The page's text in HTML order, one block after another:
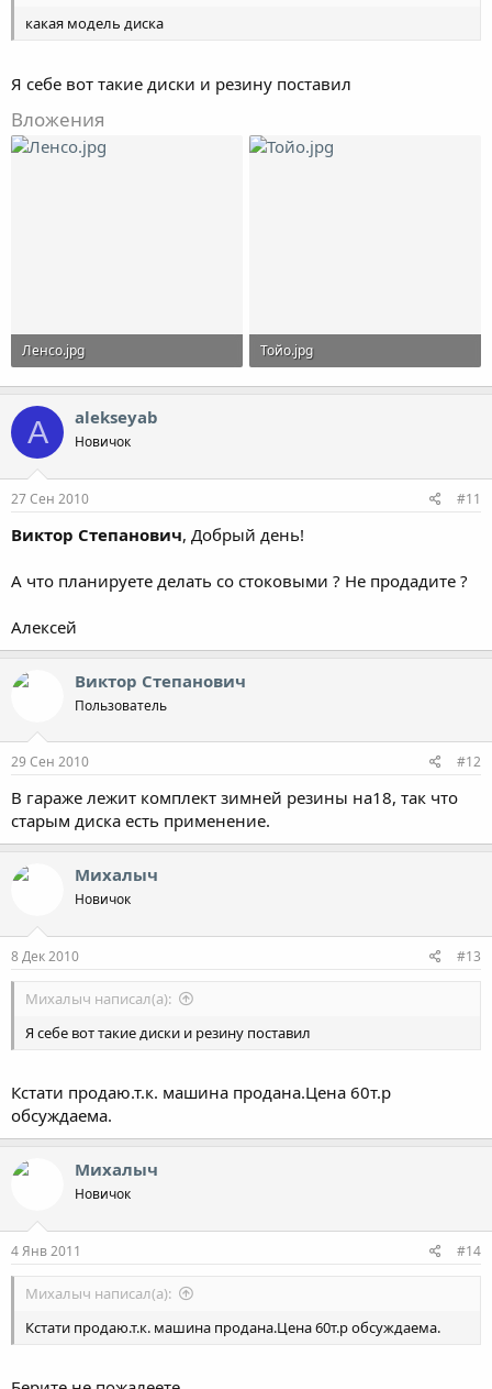
какая модель диска
Я себе вот такие диски и резину поставил
Вложения
Ленсо.jpg
11.5 KB · Просмотры: 18
Тойо.jpg
40.1 KB · Просмотры: 15
A alekseyab
Новичок
27 Сен 2010 #11
Виктор Степанович, Добрый день!
А что планируете делать со стоковыми ? Не продадите ?
Алексей
Виктор Степанович
Пользователь
29 Сен 2010 #12
В гараже лежит комплект зимней резины на18, так что
старым диска есть применение.
Михалыч
Новичок
8 Дек 2010 #13
Михалыч написал(а):
Я себе вот такие диски и резину поставил
Кстати продаю.т.к. машина продана.Цена 60т.р
обсуждаема.
Михалыч
Новичок
4 Янв 2011 #14
Михалыч написал(а):
Кстати продаю.т.к. машина продана.Цена 60т.р обсуждаема.